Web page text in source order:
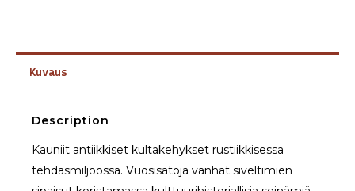
Kuvaus
Description
Kauniit antiikkiset kultakehykset rustiikkisessa
tehdasmiljöössä. Vuosisatoja vanhat siveltimien